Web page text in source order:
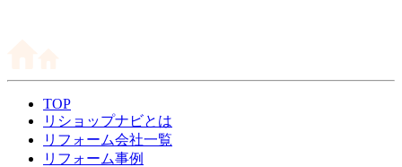
TOP
リショップナビとは
リフォーム会社一覧
リフォーム事例